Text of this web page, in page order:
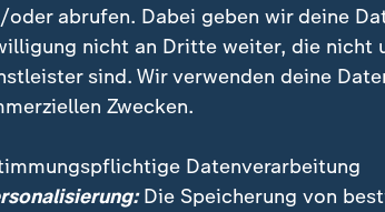
oder abrufen. Dabei geben wir deine
nicht an Dritte weiter, die nicht
sind. Wir verwenden deine
Zwecken.
Datenverarbeitung
Die Speicherung von